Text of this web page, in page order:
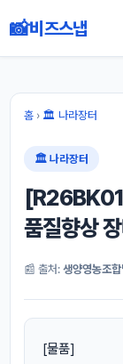
📸비즈스냅
홈› 🏛 나라장터
🏛 나라장터
품질향상
📰 출처: 생양영농조합
[물품]